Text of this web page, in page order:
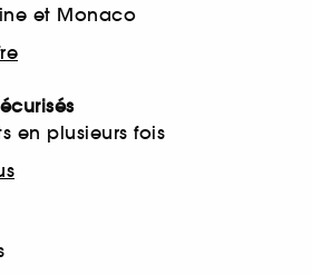
et Monaco
en plusieurs fois